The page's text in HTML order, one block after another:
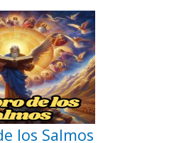
los Salmos